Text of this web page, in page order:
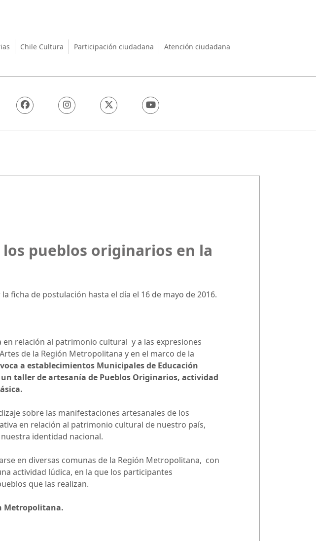
Patrimonio
Chile Cultura Participación ciudadana Atención ciudadana
pueblos originarios en la
ficha de postulación hasta el día el 16 de mayo de 2016.
relación al patrimonio cultural y a las expresiones
de la Región Metropolitana y en el marco de la
a establecimientos Municipales de Educación
taller de artesanía de Pueblos Originarios, actividad
sobre las manifestaciones artesanales de los
en relación al patrimonio cultural de nuestro país,
identidad nacional.
en diversas comunas de la Región Metropolitana, con
actividad lúdica, en la que los participantes
que las realizan.
Metropolitana.